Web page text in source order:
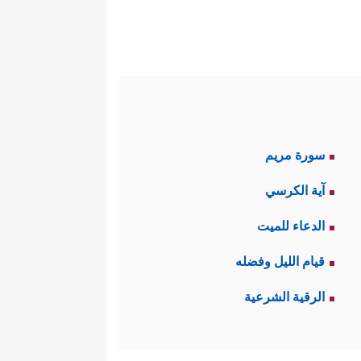
ٱللَّهِ تَطۡمَىِٕنُّ ٱلۡقُلُوبُ﴾
أَنَّمَاۤ أُنزِلَ إِلَیۡكَ مِن رَّبِّكَ ٱلۡحَقُّ كَمَنۡ هُوَ
سورة مريم
آية الكرسي
الدعاء للميت
قيام الليل وفضله
الرقية الشرعية